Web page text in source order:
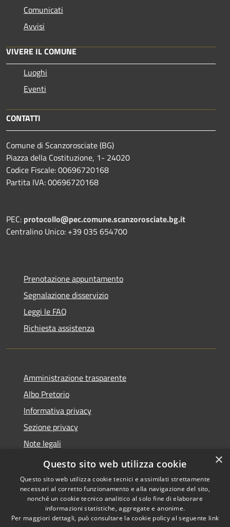
Comunicati
Avvisi
VIVERE IL COMUNE
Luoghi
Eventi
CONTATTI
Comune di Scanzorosciate (BG)
Piazza della Costituzione, 1- 24020
Codice Fiscale: 00696720168
Partita IVA: 00696720168
PEC: protocollo@pec.comune.scanzorosciate.bg.it
Centralino Unico: +39 035 654700
Prenotazione appuntamento
Segnalazione disservizio
Leggi le FAQ
Richiesta assistenza
Amministrazione trasparente
Albo Pretorio
Informativa privacy
Sezione privacy
Note legali
Dichiarazione di accessibilità
Accessibilità
Copyright © 2026 • Comune di
Scanzorosciate • Powered by
×
Questo sito web utilizza cookie
Questo sito web utilizza cookie tecnici e assimilati strettamente
necessari al corretto funzionamento e alla navigazione del sito,
nonché un cookie tecnico analitico al solo fine di elaborare
informazioni statistiche, aggregate e anonime.
Per maggiori dettagli, può consultare la cookie policy al seguente link